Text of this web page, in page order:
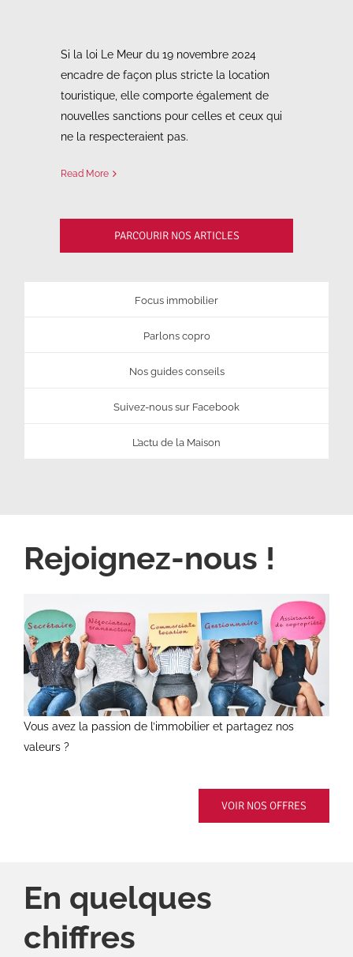
Si la loi Le Meur du 19 novembre 2024
encadre de façon plus stricte la location
touristique, elle comporte également de
nouvelles sanctions pour celles et ceux qui
ne la respecteraient pas.
Read More
PARCOURIR NOS ARTICLES
Focus immobilier
Parlons copro
Nos guides conseils
Suivez-nous sur Facebook
L’actu de la Maison
Rejoignez-nous !
Vous avez la passion de l’immobilier et partagez nos
valeurs ?
VOIR NOS OFFRES
En quelques
chiffres